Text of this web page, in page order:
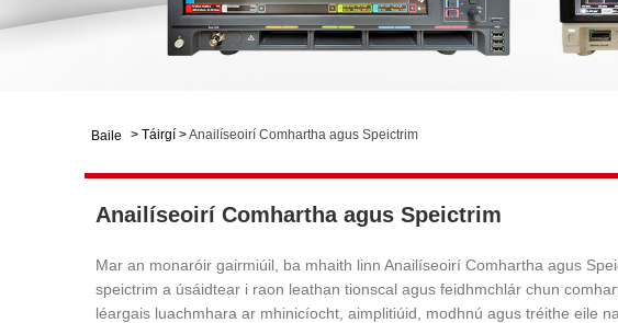
Baile > Táirgí >Anailíseoirí Comhartha agus Speictrim
Anailíseoirí Comhartha agus Speictrim
Mar an monaróir gairmiúil, ba mhaith linn Anailíseoirí Comhartha agus
speictrim a úsáidtear i raon leathan tionscal agus feidhmchlár chun
léargais luachmhara ar mhinicíocht, aimplitiúid, modhnú agus tréithe eile